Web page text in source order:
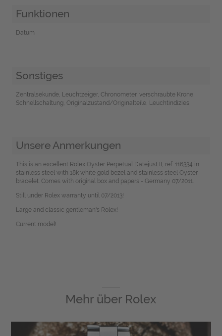
Funktionen
Datum
Sonstiges
Zentralsekunde, Leuchtzeiger, Chronometer, verschraubte Krone,
Schnellschaltung, Originalzustand/Originalteile, Leuchtindizies
Unsere Anmerkungen
This is an excellent Rolex Oyster Perpetual Datejust II, ref. 116334 in
stainless steel with 18k white gold bezel and stainless steel Oyster
bracelet. Comes with original box and papers - Germany 07/2011.
Still under Rolex warranty until 07/2013!
Large and classic gentleman's Rolex!
Current model!
Mehr über Rolex